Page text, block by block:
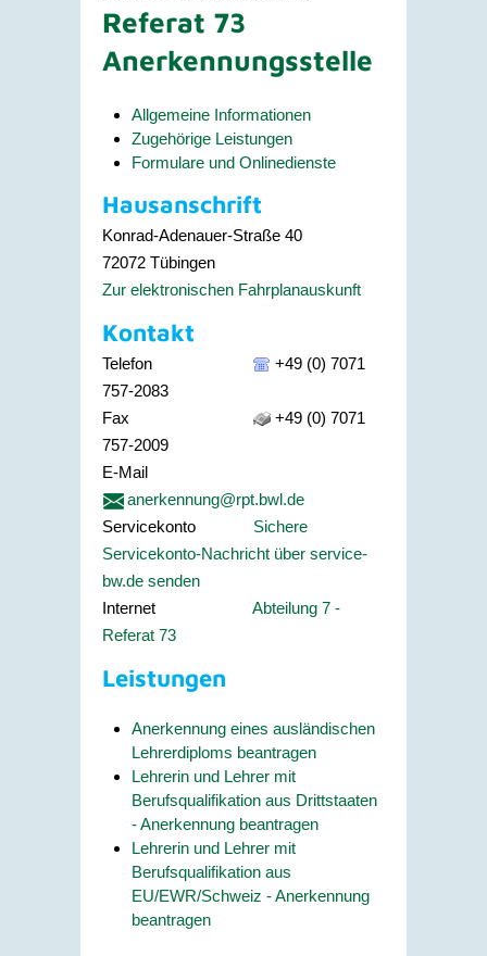
Referat 73
Anerkennungsstelle
Allgemeine Informationen
Zugehörige Leistungen
Formulare und Onlinedienste
Hausanschrift
Konrad-Adenauer-Straße 40
72072 Tübingen
Zur elektronischen Fahrplanauskunft
Kontakt
Telefon
+49 (0) 7071
757-2083
Fax
+49 (0) 7071
757-2009
E-Mail
anerkennung@rpt.bwl.de
Servicekonto
Sichere
Servicekonto-Nachricht über service-
bw.de senden
Internet
Abteilung 7 -
Referat 73
Leistungen
Anerkennung eines ausländischen
Lehrerdiploms beantragen
Lehrerin und Lehrer mit
Berufsqualifikation aus Drittstaaten
- Anerkennung beantragen
Lehrerin und Lehrer mit
Berufsqualifikation aus
EU/EWR/Schweiz - Anerkennung
beantragen